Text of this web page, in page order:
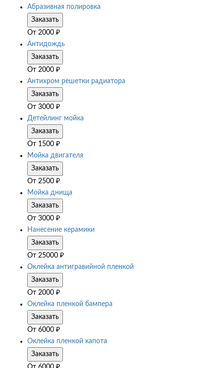
Абразивная полировка
Заказать
От 2000 ₽
Антидождь
Заказать
От 2000 ₽
Антихром решетки радиатора
Заказать
От 3000 ₽
Детейлинг мойка
Заказать
От 1500 ₽
Мойка двигателя
Заказать
От 2500 ₽
Мойка днища
Заказать
От 3000 ₽
Нанесение керамики
Заказать
От 25000 ₽
Оклейка антигравийной пленкой
Заказать
От 2000 ₽
Оклейка пленкой бампера
Заказать
От 6000 ₽
Оклейка пленкой капота
Заказать